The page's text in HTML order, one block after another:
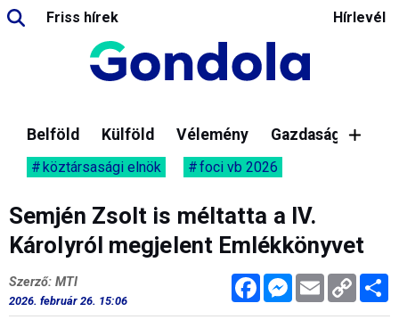
Friss hírek Hírlevél
Belföld Külföld Vélemény Gazdaság
köztársasági elnök foci vb 2026
Semjén Zsolt is méltatta a IV.
Károlyról megjelent Emlékkönyvet
FacebookMessenger
Email Copy
Link
Szerző: MTI
2026. február 26. 15:06